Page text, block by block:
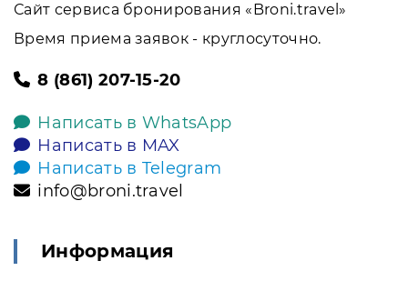
Сайт сервиса бронирования «Broni.travel»
Время приема заявок - круглосуточно.
8 (861) 207-15-20
Написать в WhatsApp
Написать в MAX
Написать в Telegram
info@broni.travel
Информация